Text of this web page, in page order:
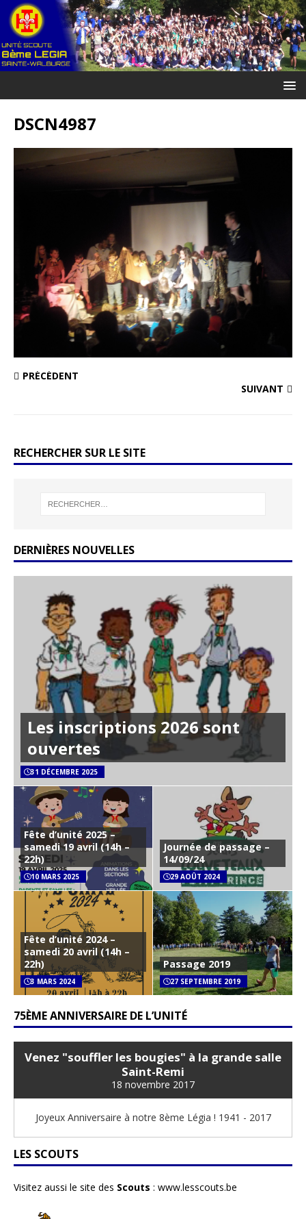
DSCN4987
PRÉCÉDENT
SUIVANT
RECHERCHER SUR LE SITE
DERNIÈRES NOUVELLES
Les inscriptions 2026 sont
ouvertes
31 DÉCEMBRE 2025
Fête d’unité 2025 –
samedi 19 avril (14h –
22h)
10 MARS 2025
Journée de passage –
14/09/24
29 AOÛT 2024
Fête d’unité 2024 –
samedi 20 avril (14h –
22h)
3 MARS 2024
Passage 2019
27 SEPTEMBRE 2019
75ÈME ANNIVERSAIRE DE L’UNITÉ
Venez "souffler les bougies" à la grande salle
Saint-Remi
18 novembre 2017
Joyeux Anniversaire à notre 8ème Légia ! 1941 - 2017
LES SCOUTS
Visitez aussi le site des Scouts : www.lesscouts.be